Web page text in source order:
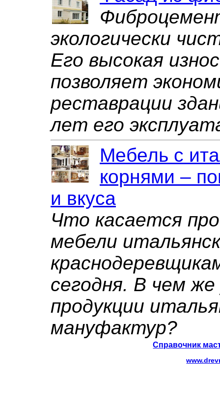
экологически
Его высокая
позволяет
реставрации
лет его
Мебель с
корнями –
и вкуса
Что касается
мебели
сегодня. В чем
продукции
мануфактур?
Справочник